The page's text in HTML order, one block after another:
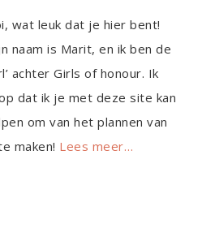
wat leuk dat je hier bent!
naam is Marit, en ik ben de
achter Girls of honour. Ik
dat ik je met deze site kan
om van het plannen van
maken! Lees meer…